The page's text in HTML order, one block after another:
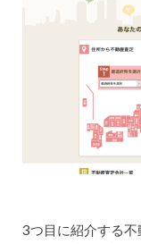
3つ目に紹介する